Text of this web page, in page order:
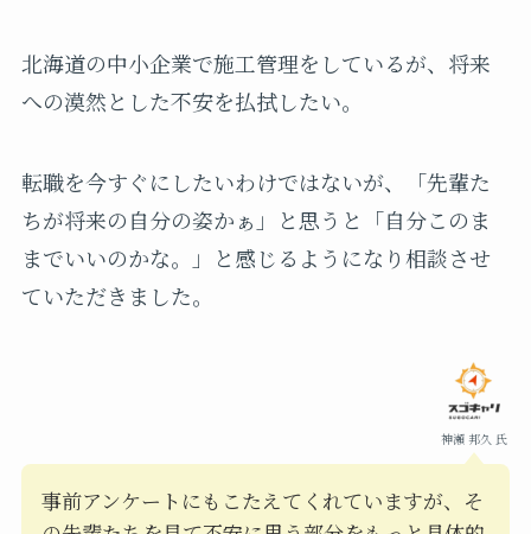
北海道の中小企業で施工管理をしているが、将来
への漠然とした不安を払拭したい。
転職を今すぐにしたいわけではないが、「先輩た
ちが将来の自分の姿かぁ」と思うと「自分このま
までいいのかな。」と感じるようになり相談させ
ていただきました。
神瀬 邦久 氏
事前アンケートにもこたえてくれていますが、そ